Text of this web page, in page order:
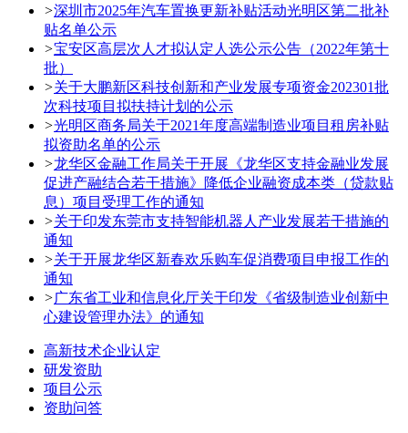
>深圳市2025年汽车置换更新补贴活动光明区第二批补
贴名单公示
>宝安区高层次人才拟认定人选公示公告（2022年第十
批）
>关于大鹏新区科技创新和产业发展专项资金202301批
次科技项目拟扶持计划的公示
>光明区商务局关于2021年度高端制造业项目租房补贴
拟资助名单的公示
>龙华区金融工作局关于开展《龙华区支持金融业发展
促进产融结合若干措施》降低企业融资成本类（贷款贴
息）项目受理工作的通知
>关于印发东莞市支持智能机器人产业发展若干措施的
通知
>关于开展龙华区新春欢乐购车促消费项目申报工作的
通知
>广东省工业和信息化厅关于印发《省级制造业创新中
心建设管理办法》的通知
高新技术企业认定
研发资助
项目公示
资助问答